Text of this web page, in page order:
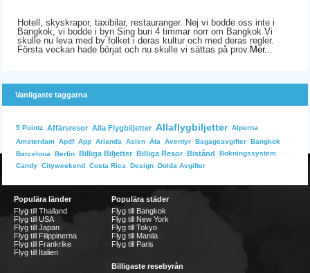
Hotell, skyskrapor, taxibilar, restauranger. Nej vi bodde oss inte i
Bangkok, vi bodde i byn Sing buri 4 timmar norr om Bangkok Vi
skulle nu leva med by folket i deras kultur och med deras regler.
Första veckan hade börjat och nu skulle vi sättas på prov. Mer...
Vanligaste taggarna
5 Pointz Affärsresor Alla Flygbiljetter Allaflygbiljetter Alperna
Amsterdam Apdf App Arlanda Asien Äta Äventyr Bagageavgifter Bangkok
Barcelona
Berlin Billiga Biljetter Billiga Resor Bistånd
Bokningssystem
Candy Cityweekend Costa Rica Design Dolda Avgifter
Populära länder
Flyg till Thailand
Flyg till USA
Flyg till Japan
Flyg till Filippinerna
Flyg till Frankrike
Flyg till Italien
Populära städer
Flyg till Bangkok
Flyg till New York
Flyg till Tokyo
Flyg till Manila
Flyg till Paris
Billigaste resebyrån